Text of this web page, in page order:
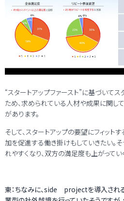
“スタートアップファースト”に基づいて
ため、求められている人材や成果に関し
があります。
そして、スタートアップの要望にフィット
加を促進する働き掛けもしていきたい。
れやすくなり、双方の満足度も上がってい
東：ちなみに、side projectを導入され